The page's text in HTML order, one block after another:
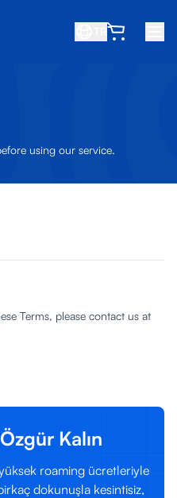
using our service.
Terms, please contact us at
Kalın
roaming ücretleriyle
dokunuşla kesintisiz,